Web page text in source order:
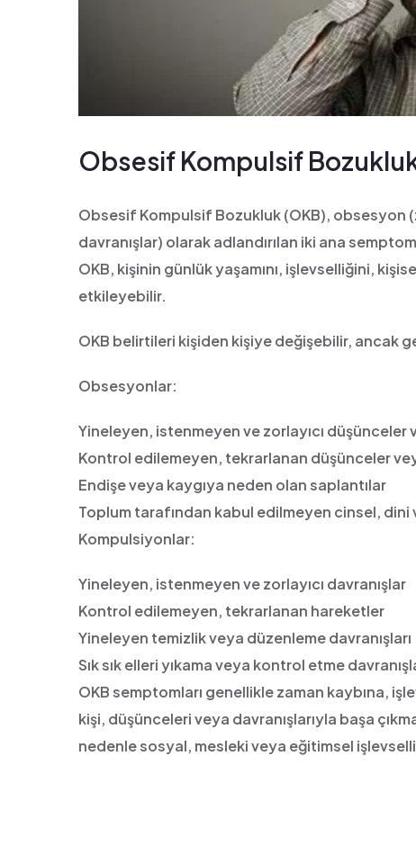
Obsesif Kompulsif
Obsesif Kompulsif Bozukluk (OKB), obsesyon
davranışlar) olarak adlandırılan iki ana
OKB, kişinin günlük yaşamını, işlevselliğini,
etkileyebilir.
OKB belirtileri kişiden kişiye değişebilir, ancak
Obsesyonlar:
Yineleyen, istenmeyen ve zorlayıcı
Kontrol edilemeyen, tekrarlanan düşünceler
Endişe veya kaygıya neden olan saplantılar
Toplum tarafından kabul edilmeyen cinsel,
Kompulsiyonlar:
Yineleyen, istenmeyen ve zorlayıcı davranışlar
Kontrol edilemeyen, tekrarlanan hareketler
Yineleyen temizlik veya düzenleme davranışları
Sık sık elleri yıkama veya kontrol etme
OKB semptomları genellikle zaman kaybına,
kişi, düşünceleri veya davranışlarıyla başa
nedenle sosyal, mesleki veya eğitimsel